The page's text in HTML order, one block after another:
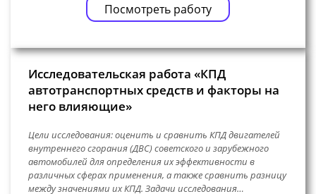
Посмотреть работу
Исследовательская работа «КПД
автотранспортных средств и факторы на
него влияющие»
Цели исследования: оценить и сравнить КПД двигателей
внутреннего сгорания (ДВС) советского и зарубежного
автомобилей для определения их эффективности в
различных сферах применения, а также сравнить разницу
между значениями их КПД. Задачи исследования…